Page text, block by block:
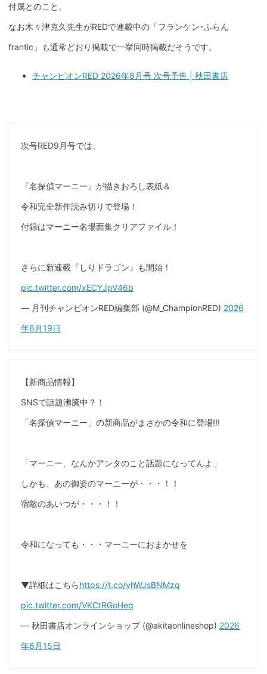
付属とのこと。
なお木々津克久先生がREDで連載中の「フランケン･ふらん
frantic」も通常どおり掲載で一挙同時掲載だそうです。
チャンピオンRED 2026年8月号 次号予告 | 秋田書店
次号RED9月号では、
『名探偵マーニー』が描きおろし表紙＆
令和完全新作読み切りで登場！
付録はマーニー名場面集クリアファイル！
さらに新連載『しりドラゴン』も開始！
pic.twitter.com/xECYJpV46b
— 月刊チャンピオンRED編集部 (@M_ChampionRED) 2026
年6月19日
【新商品情報】
SNSで話題沸騰中？！
「名探偵マーニー」の新商品がまさかの令和に登場!!!
「マーニー、なんかアンタのこと話題になってんよ」
しかも、あの御姿のマーニーが・・・！！
宿敵のあいつが・・・！！
令和になっても・・・マーニーにおまかせを
▼詳細はこちらhttps://t.co/vhWJsBNMzq
pic.twitter.com/VKCtRGoHeq
— 秋田書店オンラインショップ (@akitaonlineshop) 2026
年6月15日